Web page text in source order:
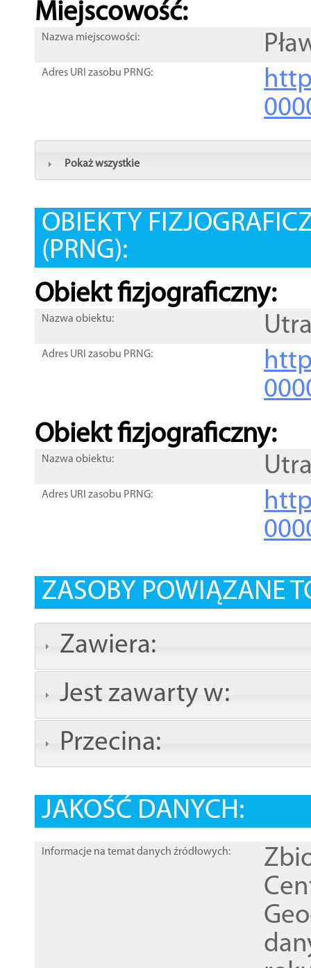
Miejscowość:
Nazwa miejscowości:
Adres URI zasobu PRNG:
Pokaż wszystkie
OBIEKTY
(PRNG):
Obiekt fizjograficzny:
Nazwa obiektu:
Adres URI zasobu PRNG:
Obiekt fizjograficzny:
Nazwa obiektu:
Adres URI zasobu PRNG:
ZASOBY POWIĄZANE
Zawiera:
Jest zawarty w:
Przecina:
JAKOŚĆ DANYCH:
Informacje na temat danych źródłowych: